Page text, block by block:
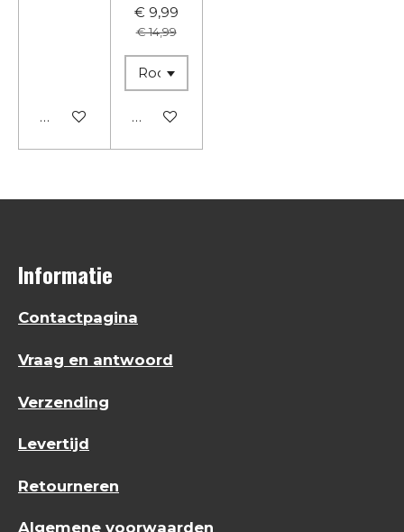
Houd mij op de hoogte
€ 9,99
€ 14,99
Houd mij op de hoogte
Informatie
Contactpagina
Vraag en antwoord
Verzending
Levertijd
Retourneren
Algemene voorwaarden